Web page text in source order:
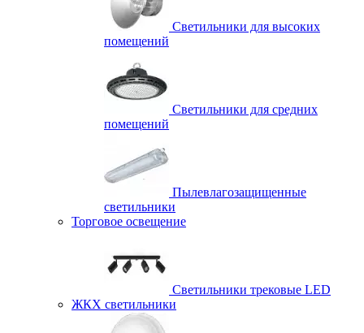
Светильники для высоких
помещений
Светильники для средних
помещений
Пылевлагозащищенные
светильники
Торговое освещение
Светильники трековые LED
ЖКХ светильники